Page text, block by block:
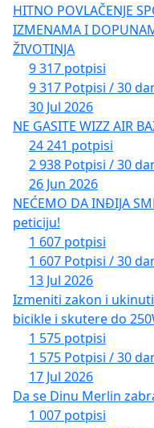
HITNO POVLAČENJE
IZMENAMA I
ŽIVOTINJA
9 317 potpisi
9 317 Potpisi / 30
30 Jul 2026
NE GASITE WIZZ AIR
24 241 potpisi
2 938 Potpisi / 30
26 Jun 2026
NEĆEMO DA INĐIJA
peticiju!
1 607 potpisi
1 607 Potpisi / 30
13 Jul 2026
Izmeniti zakon i
bicikle i skutere do
1 575 potpisi
1 575 Potpisi / 30
17 Jul 2026
Da se Dinu Merlin
1 007 potpisi